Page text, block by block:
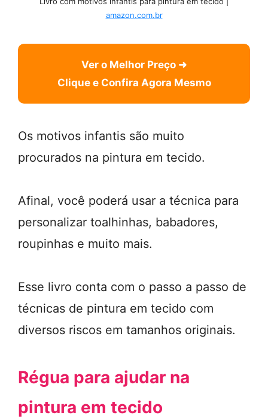
amazon.com.br
Ver o Melhor Preço ➜
Clique e Confira Agora Mesmo
Os motivos infantis são muito
procurados na pintura em tecido.
Afinal, você poderá usar a técnica para
personalizar toalhinhas, babadores,
roupinhas e muito mais.
Esse livro conta com o passo a passo de
técnicas de pintura em tecido com
diversos riscos em tamanhos originais.
Régua para ajudar na
pintura em tecido